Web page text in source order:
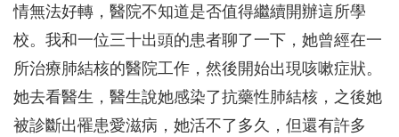
情無法好轉，醫院不知道是否值得繼續開辦這所學
校。我和一位三十出頭的患者聊了一下，她曾經在一
所治療肺結核的醫院工作，然後開始出現咳嗽症狀。
她去看醫生，醫生說她感染了抗藥性肺結核，之後她
被診斷出罹患愛滋病，她活不了多久，但還有許多